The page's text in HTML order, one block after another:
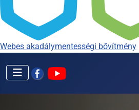
Webes akadálymentességi bővítmény